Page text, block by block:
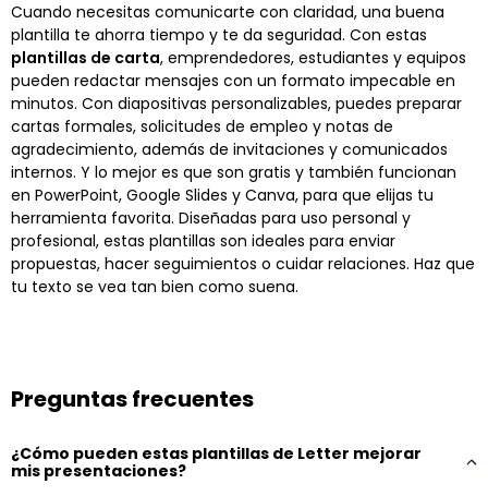
Cuando necesitas comunicarte con claridad, una buena
plantilla te ahorra tiempo y te da seguridad. Con estas
plantillas de carta, emprendedores, estudiantes y equipos
pueden redactar mensajes con un formato impecable en
minutos. Con diapositivas personalizables, puedes preparar
cartas formales, solicitudes de empleo y notas de
agradecimiento, además de invitaciones y comunicados
internos. Y lo mejor es que son gratis y también funcionan
en PowerPoint, Google Slides y Canva, para que elijas tu
herramienta favorita. Diseñadas para uso personal y
profesional, estas plantillas son ideales para enviar
propuestas, hacer seguimientos o cuidar relaciones. Haz que
tu texto se vea tan bien como suena.
Preguntas frecuentes
¿Cómo pueden estas plantillas de Letter mejorar
mis presentaciones?